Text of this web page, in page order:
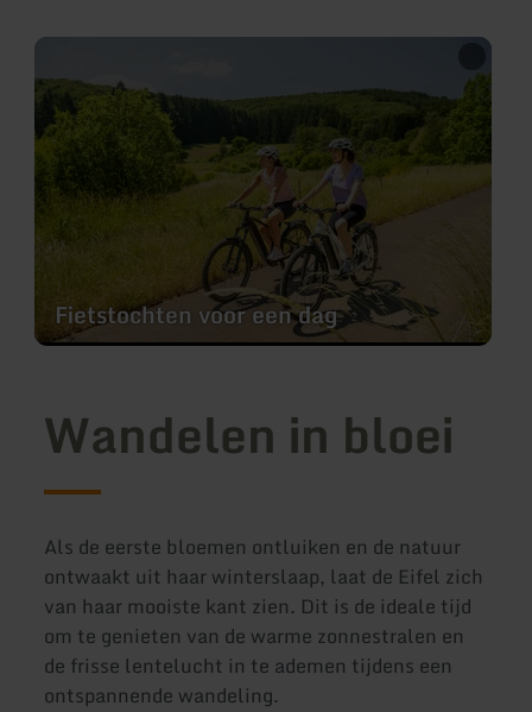
Fietstochten voor een dag
meer
over:
Fietstochten
voor
een
dag
Wandelen in bloei
Als de eerste bloemen ontluiken en de natuur
ontwaakt uit haar winterslaap, laat de Eifel zich
van haar mooiste kant zien. Dit is de ideale tijd
om te genieten van de warme zonnestralen en
de frisse lentelucht in te ademen tijdens een
ontspannende wandeling.